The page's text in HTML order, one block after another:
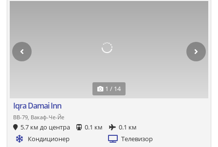
1 / 14
Iqra Damai Inn
BB-79, Вакаф-Че-Йе
5.7 км до центра 0.1 км
0.1 км
Кондиционер
Телевизор